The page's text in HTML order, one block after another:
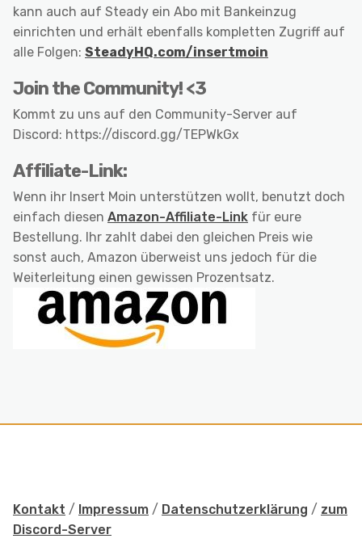
kann auch auf Steady ein Abo mit Bankeinzug
einrichten und erhält ebenfalls kompletten Zugriff auf
alle Folgen: SteadyHQ.com/insertmoin
Join the Community! <3
Kommt zu uns auf den Community-Server auf
Discord: https://discord.gg/TEPWkGx
Affiliate-Link:
Wenn ihr Insert Moin unterstützen wollt, benutzt doch
einfach diesen Amazon-Affiliate-Link für eure
Bestellung. Ihr zahlt dabei den gleichen Preis wie
sonst auch, Amazon überweist uns jedoch für die
Weiterleitung einen gewissen Prozentsatz.
Kontakt / Impressum / Datenschutzerklärung / zum
Discord-Server